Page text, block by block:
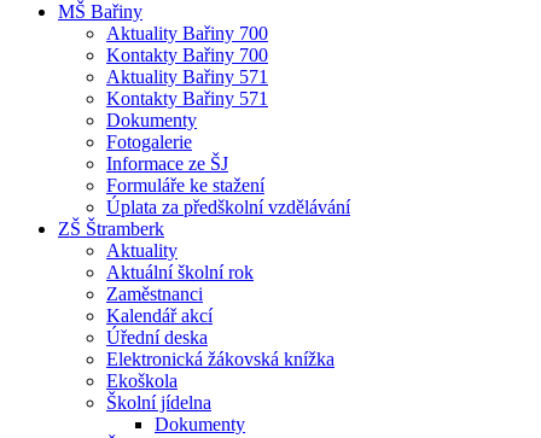
MŠ Bařiny
Aktuality Bařiny 700
Kontakty Bařiny 700
Aktuality Bařiny 571
Kontakty Bařiny 571
Dokumenty
Fotogalerie
Informace ze ŠJ
Formuláře ke stažení
Úplata za předškolní vzdělávání
ZŠ Štramberk
Aktuality
Aktuální školní rok
Zaměstnanci
Kalendář akcí
Úřední deska
Elektronická žákovská knížka
Ekoškola
Školní jídelna
Dokumenty